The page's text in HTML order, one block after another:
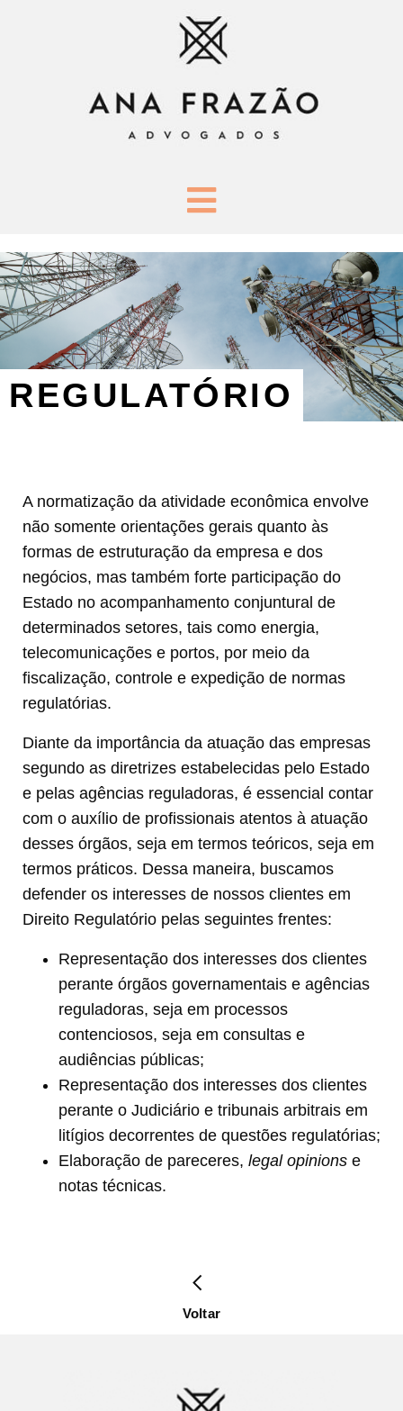
REGULATÓRIO
A normatização da atividade econômica envolve
não somente orientações gerais quanto às
formas de estruturação da empresa e dos
negócios, mas também forte participação do
Estado no acompanhamento conjuntural de
determinados setores, tais como energia,
telecomunicações e portos, por meio da
fiscalização, controle e expedição de normas
regulatórias.
Diante da importância da atuação das empresas
segundo as diretrizes estabelecidas pelo Estado
e pelas agências reguladoras, é essencial contar
com o auxílio de profissionais atentos à atuação
desses órgãos, seja em termos teóricos, seja em
termos práticos. Dessa maneira, buscamos
defender os interesses de nossos clientes em
Direito Regulatório pelas seguintes frentes:
Representação dos interesses dos clientes
perante órgãos governamentais e agências
reguladoras, seja em processos
contenciosos, seja em consultas e
audiências públicas;
Representação dos interesses dos clientes
perante o Judiciário e tribunais arbitrais em
litígios decorrentes de questões regulatórias;
Elaboração de pareceres, legal opinions e
notas técnicas.
Voltar